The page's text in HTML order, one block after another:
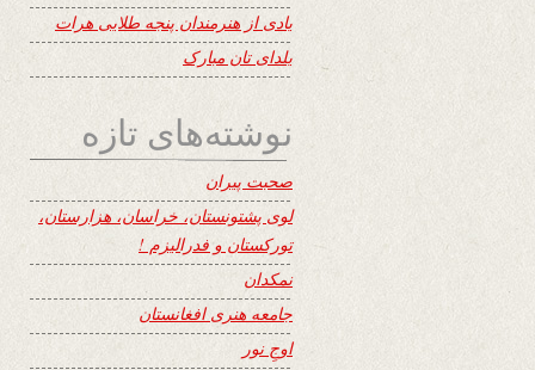
یادی از هنرمندان پنجه طلایی هرات
یلدای تان مبارک
نوشته‌های تازه
صحبت پیران
لوی پشتونستان، خراسان، هزارستان،
تورکستان و فدرالیزم !
نمکدان
جامعه هنری افغانستان
اوجِ نور